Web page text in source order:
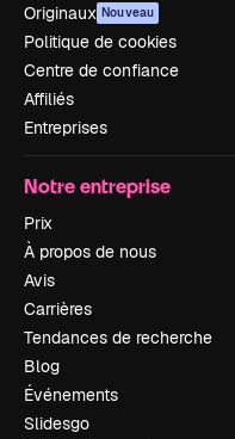
Originaux Nouveau
Politique de cookies
Centre de confiance
Affiliés
Entreprises
Notre entreprise
Prix
À propos de nous
Avis
Carrières
Tendances de recherche
Blog
Événements
Slidesgo